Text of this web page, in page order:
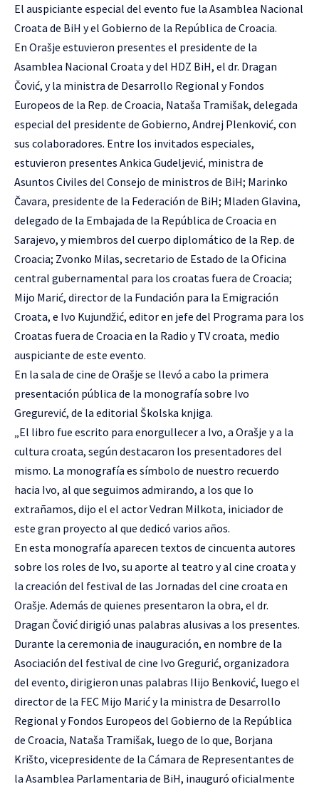
El auspiciante especial del evento fue la Asamblea Nacional
Croata de BiH y el Gobierno de la República de Croacia.
En Orašje estuvieron presentes el presidente de la
Asamblea Nacional Croata y del HDZ BiH, el dr. Dragan
Čović, y la ministra de Desarrollo Regional y Fondos
Europeos de la Rep. de Croacia, Nataša Tramišak, delegada
especial del presidente de Gobierno, Andrej Plenković, con
sus colaboradores. Entre los invitados especiales,
estuvieron presentes Ankica Gudeljević, ministra de
Asuntos Civiles del Consejo de ministros de BiH; Marinko
Čavara, presidente de la Federación de BiH; Mladen Glavina,
delegado de la Embajada de la República de Croacia en
Sarajevo, y miembros del cuerpo diplomático de la Rep. de
Croacia; Zvonko Milas, secretario de Estado de la Oficina
central gubernamental para los croatas fuera de Croacia;
Mijo Marić, director de la Fundación para la Emigración
Croata, e Ivo Kujundžić, editor en jefe del Programa para los
Croatas fuera de Croacia en la Radio y TV croata, medio
auspiciante de este evento.
En la sala de cine de Orašje se llevó a cabo la primera
presentación pública de la monografía sobre Ivo
Gregurević, de la editorial Školska knjiga.
„El libro fue escrito para enorgullecer a Ivo, a Orašje y a la
cultura croata, según destacaron los presentadores del
mismo. La monografía es símbolo de nuestro recuerdo
hacia Ivo, al que seguimos admirando, a los que lo
extrañamos, dijo el el actor Vedran Milkota, iniciador de
este gran proyecto al que dedicó varios años.
En esta monografía aparecen textos de cincuenta autores
sobre los roles de Ivo, su aporte al teatro y al cine croata y
la creación del festival de las Jornadas del cine croata en
Orašje. Además de quienes presentaron la obra, el dr.
Dragan Čović dirigió unas palabras alusivas a los presentes.
Durante la ceremonia de inauguración, en nombre de la
Asociación del festival de cine Ivo Gregurić, organizadora
del evento, dirigieron unas palabras Ilijo Benković, luego el
director de la FEC Mijo Marić y la ministra de Desarrollo
Regional y Fondos Europeos del Gobierno de la República
de Croacia, Nataša Tramišak, luego de lo que, Borjana
Krišto, vicepresidente de la Cámara de Representantes de
la Asamblea Parlamentaria de BiH, inauguró oficialmente